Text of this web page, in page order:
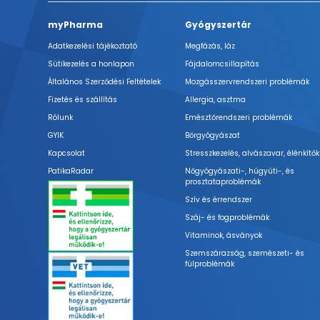
myPharma
Adatkezelési tájékoztató
Sütikezelés a honlapon
Általános Szerződési Feltételek
Fizetés és szállítás
Rólunk
GYIK
Kapcsolat
PatikaRadar
Gyógyszertár
Megfázás, láz
Fájdalomcsillapítás
Mozgásszervrendszeri problémák
Allergia, asztma
Emésztőrendszeri problémák
Bőrgyógyászat
Stresszkezelés, alvászavar, élénkítők
Nőgyógyászati-, húgyúti-, és
prosztataproblémák
Szív és érrendszer
Száj- és fogproblémák
Vitaminok, ásványok
Szemszárazság, szemészeti- és
fülproblémák